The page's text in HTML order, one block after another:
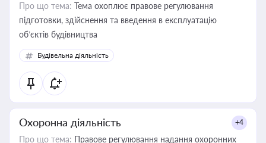
Про що тема: Тема охоплює правове регулювання
підготовки, здійснення та введення в експлуатацію
об’єктів будівництва
Будівельна діяльність
Охоронна діяльність +4
Про що тема: Правове регулювання надання охоронних